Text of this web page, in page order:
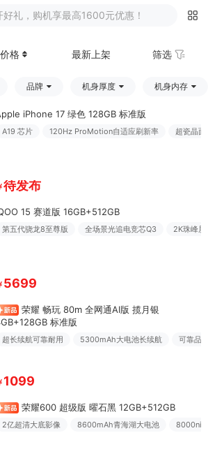
礼，购机享最高1600元优惠！
价格 最新上架 筛选
品牌 机身厚度 机身内存
iPhone 17 绿色 128GB 标准版
A19 芯片 120Hz ProMotion自适应刷新率 超瓷晶
待发布
15 赛道版 16GB+512GB
第五代骁龙8至尊版 全场景光追电竞芯Q3 2K珠峰
5699
荣耀 畅玩 80m 全网通AI版 揽月银
标准版
超长续航可靠耐用 5300mAh大电池长续航 可靠品
1099
荣耀600 超级版 曜石黑 12GB+512GB
2亿超清大底影像 8600mAh青海湖大电池